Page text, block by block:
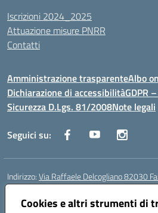
Cookies e altri strumenti di
Iscrizioni 2024_2025
Attuazione misure PNRR
Contatti
Amministrazione trasparenteAlbo
Dichiarazione di accessibilitàGDPR
Sicurezza D.Lgs. 81/2008Note legali
Seguici su:
Indirizzo:Via Raffaele Delcogliano 82030
Centralino:
Posta elettronica certificata (PEC):